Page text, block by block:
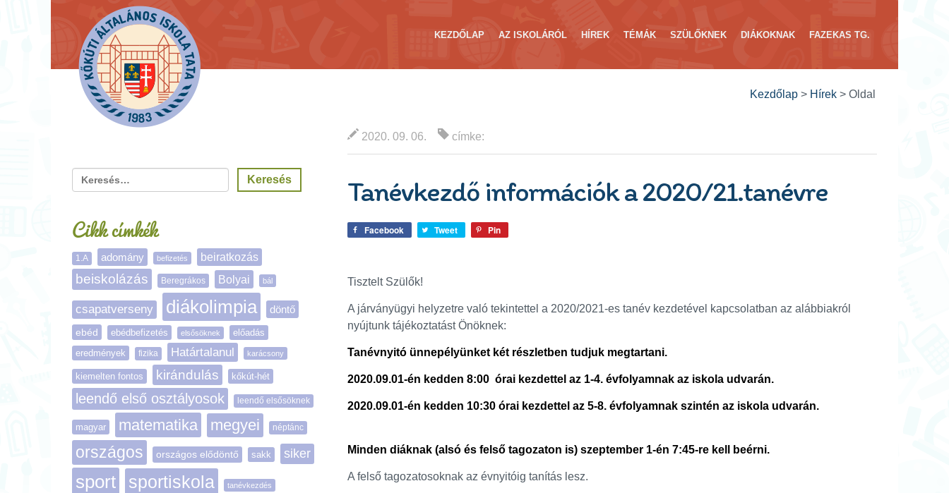
KEZDŐLAP AZ ISKOLÁRÓL HÍREK TÉMÁK SZÜLŐKNEK DIÁKOKNAK FAZEKAS TG.
Kezdőlap > Hírek > Oldal
2020. 09. 06. címke:
Tanévkezdő információk a 2020/21.tanévre
Facebook Tweet Pin
Tisztelt Szülők!
A járványügyi helyzetre való tekintettel a 2020/2021-es tanév kezdetével kapcsolatban az alábbiakról
nyújtunk tájékoztatást Önöknek:
Tanévnyitó ünnepélyünket két részletben tudjuk megtartani.
2020.09.01-én kedden 8:00 órai kezdettel az 1-4. évfolyamnak az iskola udvarán.
2020.09.01-én kedden 10:30 órai kezdettel az 5-8. évfolyamnak szintén az iskola udvarán.
Minden diáknak (alsó és felső tagozaton is) szeptember 1-én 7:45-re kell beérni.
A felső tagozatosoknak az évnyitóig tanítás lesz.
Cikk címkék
1.A adomány befizetés beiratkozás
beiskolázás Beregrákos Bolyai bál
csapatverseny diákolimpia döntő
ebéd ebédbefizetés elsősöknek
előadás
eredmények
fizika Határtalanul karácsony
kiemelten fontos kirándulás kőkút-hét
leendő első osztályosok leendő elsősöknek
magyar matematika megyei néptánc
országos országos elődöntő sakk siker
sport sportiskola tanévkezdés